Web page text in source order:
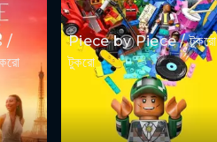
/
Piece by Piece / টুকরো
টুকরো